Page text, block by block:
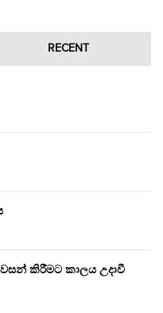
RECENT
කිරීමට කාලය උදාවී